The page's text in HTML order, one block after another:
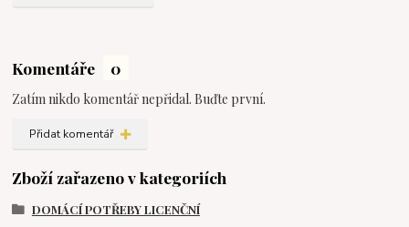
Komentáře 0
Zatím nikdo komentář nepřidal. Buďte první.
Přidat komentář
Zboží zařazeno v kategoriích
DOMÁCÍ POTŘEBY LICENČNÍ